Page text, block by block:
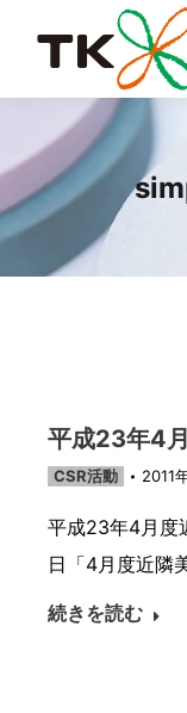
平成23年4
CSR活動 2011
平成23年4月度
日「4月度近隣
続きを読む